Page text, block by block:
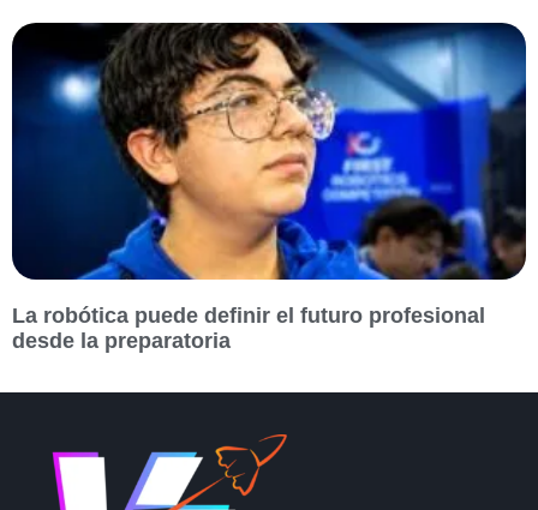
La robótica puede definir el futuro profesional
desde la preparatoria